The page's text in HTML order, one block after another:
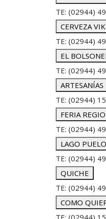
TE: (02944)
CERVEZA
TE: (02944)
EL
TE: (02944)
TE: (02944)
FERIA
TE: (02944)
LAGO
TE: (02944)
QUICHE
TE: (02944)
COMO
TE: (02944)